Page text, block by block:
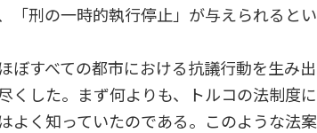
「刑の一時的執行停止」が与えられるとい
すべての都市における抗議行動を生み出
くした。まず何よりも、トルコの法制度に
よく知っていたのである。このような法案